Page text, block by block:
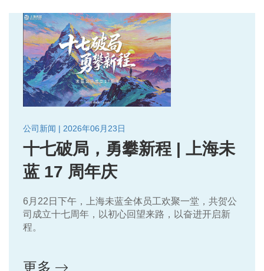
公司新闻 | 2026年06月23日
十七破局，勇攀新程 | 上海未
蓝 17 周年庆
6月22日下午，上海未蓝全体员工欢聚一堂，共贺公
司成立十七周年，以初心回望来路，以奋进开启新
程。
更多